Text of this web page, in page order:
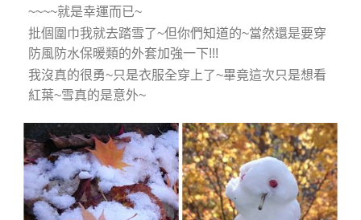
~~~~就是幸運而已~
批個圍巾我就去踏雪了~但你們知道的~當然還是要穿
防風防水保暖類的外套加強一下!!!
我沒真的很勇~只是衣服全穿上了~畢竟這次只是想看
紅葉~雪真的是意外~